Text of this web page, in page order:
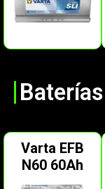
Varta EFB
N60 60Ah